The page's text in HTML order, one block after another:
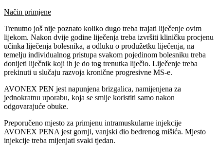
Način primjene
Trenutno još nije poznato koliko dugo treba trajati liječenje ovim
lijekom. Nakon dvije godine liječenja treba izvršiti kliničku procjenu
učinka liječenja bolesnika, a odluku o produžetku liječenja, na
temelju individualnog pristupa svakom pojedinom bolesniku treba
donijeti liječnik koji ih je do tog trenutka liječio. Liječenje treba
prekinuti u slučaju razvoja kronične progresivne MS-e.
AVONEX PEN jest napunjena brizgalica, namijenjena za
jednokratnu uporabu, koja se smije koristiti samo nakon
odgovarajuće obuke.
Preporučeno mjesto za primjenu intramuskularne injekcije
AVONEX PENA jest gornji, vanjski dio bedrenog mišića. Mjesto
injekcije treba mijenjati svaki tjedan.